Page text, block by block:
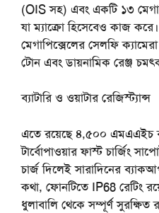
(OIS সহ) এবং একটি ১৩
যা ম্যাক্রো হিসেবেও কাজ
মেগাপিক্সেলের সেলফি
টোন এবং ডায়নামিক রেঞ্জ
ব্যাটারি ও ওয়াটার রেজিস্ট্যান্স
এতে রয়েছে ৪,৫০০ এমএএইচ
টার্বোপাওয়ার ফাস্ট চার্জিং
চার্জ দিলেই সারাদিনের
কথা, ফোনটিতে IP68 রেটিং
ধুলাবালি থেকে সম্পূর্ণ সুরক্ষিত